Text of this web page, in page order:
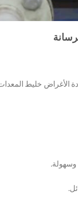
الأغراض خليط